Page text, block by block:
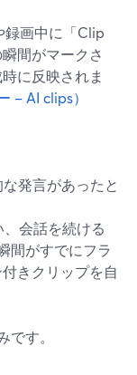
録画中に「Clip
間がマークさ
に反映されま
– AI clips）
発言があったと
会話を続ける
間がすでにフラ
きクリップを自
です。